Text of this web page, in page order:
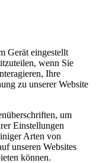
Gerät eingestellt
wenn Sie
Ihre
zu unserer Website
um
Einstellungen
Arten von
unseren Websites
können.